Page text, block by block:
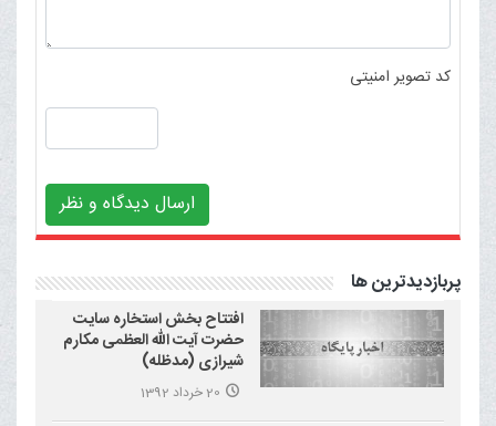
کد تصویر امنیتی
ارسال دیدگاه و نظر
پربازدیدترین ها
افتتاح بخش استخاره سایت
حضرت آیت الله العظمی مکارم
شیرازی (مدظله)
20 خرداد 1392